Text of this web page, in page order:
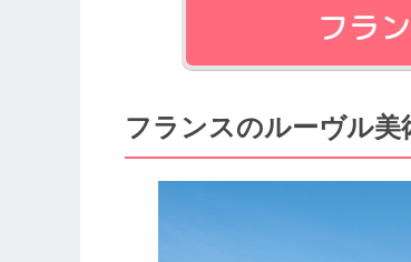
フラ
フランスのルーヴル